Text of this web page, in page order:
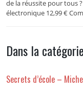
de la réussite pour tous
électronique 12,99 €
Dans la
Secrets d’école –